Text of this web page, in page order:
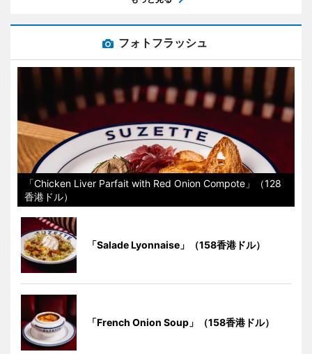
フォトフラッシュ
「Chicken Liver Parfait with Red Onion Compote」（128
香港ドル）
「Salade Lyonnaise」（158香港ドル）
「French Onion Soup」（158香港ドル）